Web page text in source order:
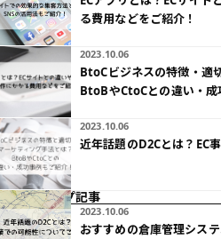
る費用などをご紹介！
2023.10.06
BtoCビジネスの特徴・適
BtoBやCtoCとの違い・成
2023.10.06
近年話題のD2Cとは？EC
ピックアップ記事
2023.10.06
おすすめの倉庫管理シス